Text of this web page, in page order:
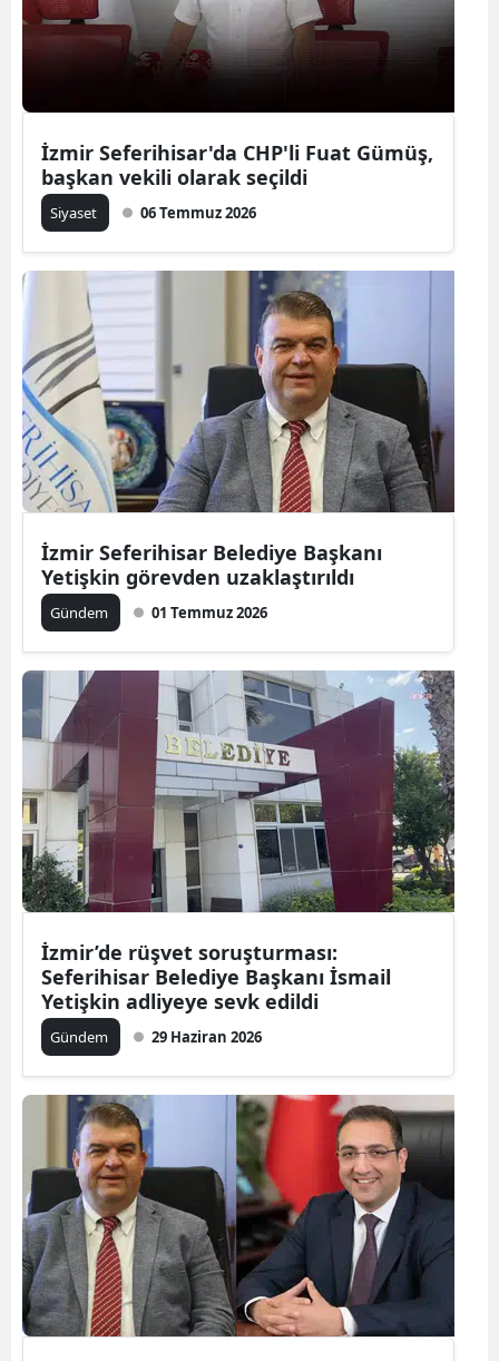
İzmir Seferihisar'da CHP'li Fuat Gümüş,
başkan vekili olarak seçildi
Siyaset 06 Temmuz 2026
İzmir Seferihisar Belediye Başkanı
Yetişkin görevden uzaklaştırıldı
Gündem 01 Temmuz 2026
İzmir’de rüşvet soruşturması:
Seferihisar Belediye Başkanı İsmail
Yetişkin adliyeye sevk edildi
Gündem 29 Haziran 2026